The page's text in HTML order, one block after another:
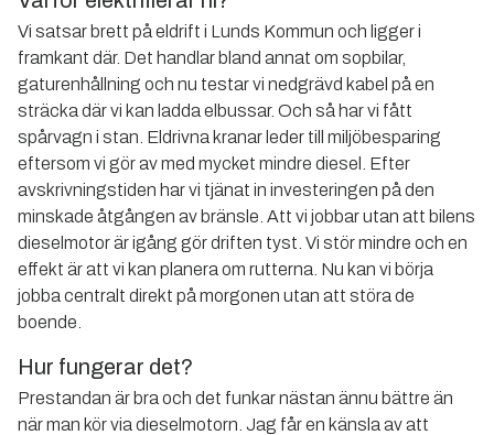
Vi satsar brett på eldrift i Lunds Kommun och ligger i
framkant där. Det handlar bland annat om sopbilar,
gaturenhållning och nu testar vi nedgrävd kabel på en
sträcka där vi kan ladda elbussar. Och så har vi fått
spårvagn i stan. Eldrivna kranar leder till miljöbesparing
eftersom vi gör av med mycket mindre diesel. Efter
avskrivningstiden har vi tjänat in investeringen på den
minskade åtgången av bränsle. Att vi jobbar utan att bilens
dieselmotor är igång gör driften tyst. Vi stör mindre och en
effekt är att vi kan planera om rutterna. Nu kan vi börja
jobba centralt direkt på morgonen utan att störa de
boende.
Hur fungerar det?
Prestandan är bra och det funkar nästan ännu bättre än
när man kör via dieselmotorn. Jag får en känsla av att